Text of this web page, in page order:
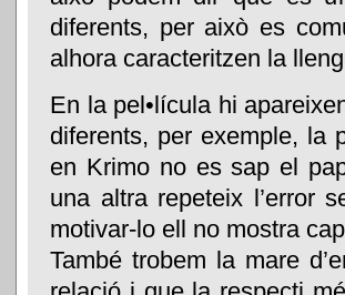
diferents, per això es
alhora caracteritzen la
En la pel•lícula hi
diferents, per exemple, la
en Krimo no es sap el
una altra repeteix l’error
motivar-lo ell no mostra
També trobem la mare